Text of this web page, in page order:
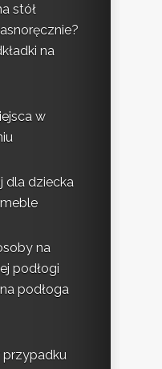
stół
na
w
dla dziecka
na
podłogi
podłoga
przypadku